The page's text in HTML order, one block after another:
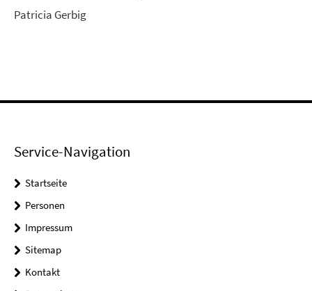
Patricia Gerbig
Service-Navigation
Startseite
Personen
Impressum
Sitemap
Kontakt